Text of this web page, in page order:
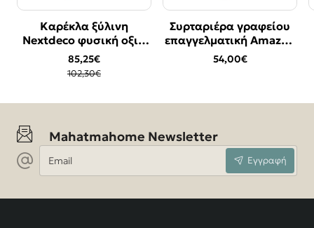
Bestseller
-17%
Καρέκλα ξύλινη
Nextdeco φυσική οξιά
Υ76χ53.3x57εκ.
85,25€
102,30€
Bestseller
Συρταριέρα γραφείου
επαγγελματική Amazon
pakoworld τροχήλατη
χρώμα sonoma
54,00€
Mahatmahome Newsletter
Email
Εγγραφή